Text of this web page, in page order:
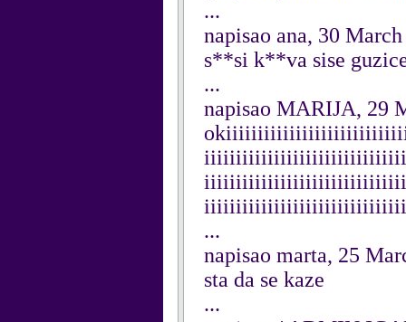
...
napisao ana, 30
s**si k**va sise
...
napisao MARIJA, 29
...
napisao marta, 25
sta da se kaze
...